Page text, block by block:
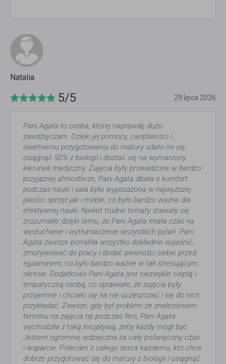
Natalia
5/5 29 lipca 2026
Pani Agata to osoba, której naprawdę dużo
zawdzięczam. Dzięki jej pomocy, cierpliwości i
świetnemu przygotowaniu do matury udało mi się
osiągnąć 92% z biologii i dostać się na wymarzony
kierunek medyczny. Zajęcia były prowadzone w bardzo
przyjaznej atmosferze, Pani Agata dbała o komfort
podczas nauki i sala była wyposażona w najwyższej
jakości sprzęt jak i meble, co było bardzo ważne dla
efektywnej nauki. Nawet trudne tematy stawały się
zrozumiałe dzięki temu, że Pani Agata miała czas na
wysłuchanie i wytłumaczenie wszystkich pytań. Pani
Agata zawsze potrafiła wszystko dokładnie wyjaśnić,
zmotywować do pracy i dodać pewności siebie przed
egzaminem, co było bardzo ważne w tak stresującym
okresie. Dodatkowo Pani Agata jest niezwykle ciepłą i
empatyczną osobą, co sprawiało, że zajęcia były
przyjemne i chciało się na nie uczęszczać i się do nich
przykładać. Zawsze, gdy był problem ze znalezieniem
terminu na zajęcia np podczas ferii, Pani Agata
wychodziła z taką inicjatywą, żeby każdy mógł być.
Jestem ogromnie wdzięczna za cały poświęcony czas
i wsparcie. Polecam z całego serca każdemu, kto chce
dobrze przygotować się do matury z biologii i osiągnąć